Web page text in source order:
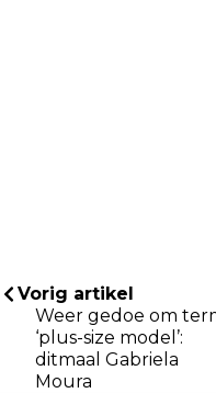
Vorig artikel
Weer gedoe om
‘plus-size model’:
ditmaal Gabriela
Moura